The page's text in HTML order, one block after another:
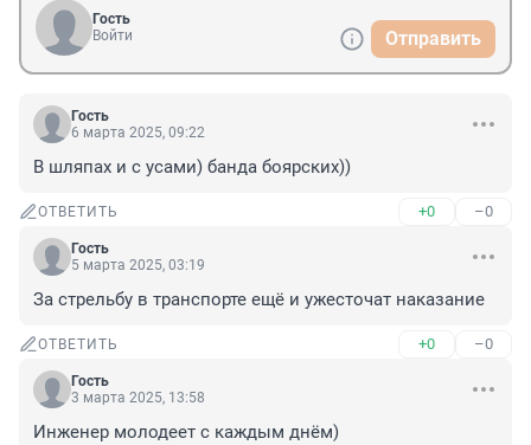
Гость
Войти
Отправить
Гость
6 марта 2025, 09:22
В шляпах и с усами) банда боярских))
ОТВЕТИТЬ +0 –0
Гость
5 марта 2025, 03:19
За стрельбу в транспорте ещё и ужесточат наказание
ОТВЕТИТЬ +0 –0
Гость
3 марта 2025, 13:58
Инженер молодеет с каждым днём)